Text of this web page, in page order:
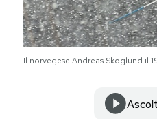
di aiuto?
Il norvegese Andreas Skoglund il